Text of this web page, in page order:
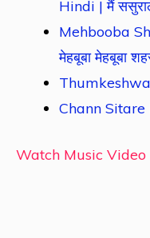
Hindi | मैं
Mehbooba
मेहबूबा मेहबूबा
Chann
Watch Music Video